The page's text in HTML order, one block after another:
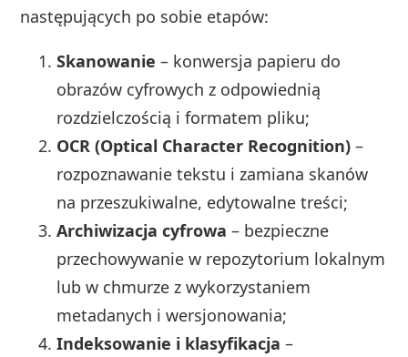
następujących po sobie etapów:
Skanowanie – konwersja papieru do
obrazów cyfrowych z odpowiednią
rozdzielczością i formatem pliku;
OCR (Optical Character Recognition) –
rozpoznawanie tekstu i zamiana skanów
na przeszukiwalne, edytowalne treści;
Archiwizacja cyfrowa – bezpieczne
przechowywanie w repozytorium lokalnym
lub w chmurze z wykorzystaniem
metadanych i wersjonowania;
Indeksowanie i klasyfikacja –